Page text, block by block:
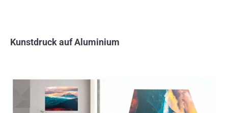
Kunstdruck auf Aluminium